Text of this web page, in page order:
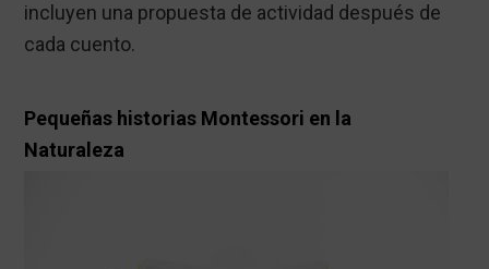
incluyen una propuesta de actividad después de
cada cuento.
Pequeñas historias Montessori en la
Naturaleza